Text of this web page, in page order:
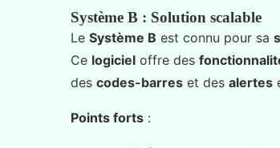
Système B : Solution scalable
Le Système B est connu pour sa
Ce logiciel offre des
des codes-barres et des alertes
Points forts :